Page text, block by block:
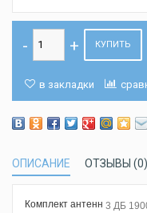
КУПИТЬ
в закладки
ОПИСАНИЕ ОТЗЫВЫ (0)
Комплект антенн 3 ДБ